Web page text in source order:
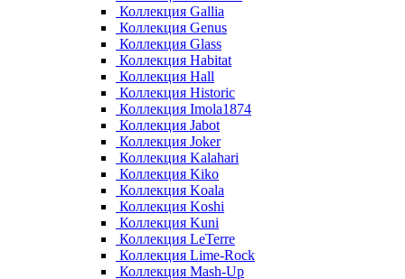
Коллекция Gallia
Коллекция Genus
Коллекция Glass
Коллекция Habitat
Коллекция Hall
Коллекция Historic
Коллекция Imola1874
Коллекция Jabot
Коллекция Joker
Коллекция Kalahari
Коллекция Kiko
Коллекция Koala
Коллекция Koshi
Коллекция Kuni
Коллекция LeTerre
Коллекция Lime-Rock
Коллекция Mash-Up